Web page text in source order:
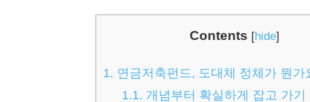
Contents [hide]
1. 연금저축펀드, 도대체 정체가 뭔가
1.1. 개념부터 확실하게 잡고 가기